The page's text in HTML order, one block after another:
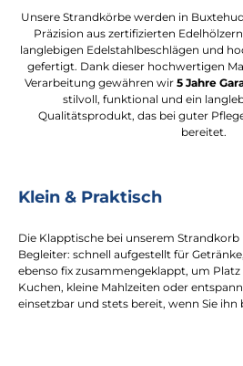
Unsere Strandkörbe werden in
Präzision aus zertifizierten
langlebigen Edelstahlbeschlägen und
gefertigt. Dank dieser hochwertigen
Verarbeitung gewähren wir 5 Jahre
stilvoll, funktional und ein
Qualitätsprodukt, das bei guter
bereitet.
Klein & Praktisch
Die Klapptische bei unserem
Begleiter: schnell aufgestellt für
ebenso fix zusammengeklappt, um
Kuchen, kleine Mahlzeiten oder
einsetzbar und stets bereit, wenn Sie ihn